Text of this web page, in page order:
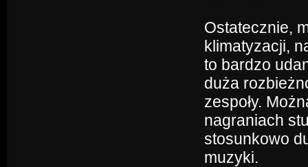
Ostatecznie,
klimatyzacji,
to bardzo
duża
zespoły.
nagraniach
stosunkowo
muzyki.